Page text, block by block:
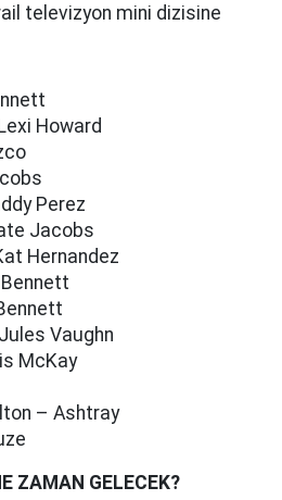
televizyon mini dizisine
Howard
Perez
Jacobs
Hernandez
Vaughn
McKay
– Ashtray
ZAMAN GELECEK?